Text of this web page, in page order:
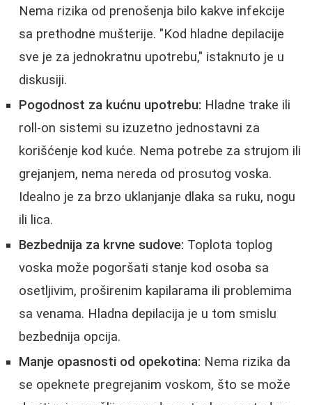
Nema rizika od prenošenja bilo kakve infekcije
sa prethodne mušterije. "Kod hladne depilacije
sve je za jednokratnu upotrebu," istaknuto je u
diskusiji.
Pogodnost za kućnu upotrebu: Hladne trake ili
roll-on sistemi su izuzetno jednostavni za
korišćenje kod kuće. Nema potrebe za strujom ili
grejanjem, nema nereda od prosutog voska.
Idealno je za brzo uklanjanje dlaka sa ruku, nogu
ili lica.
Bezbednija za krvne sudove: Toplota toplog
voska može pogoršati stanje kod osoba sa
osetljivim, proširenim kapilarama ili problemima
sa venama. Hladna depilacija je u tom smislu
bezbednija opcija.
Manje opasnosti od opekotina: Nema rizika da
se opeknete pregrejanim voskom, što se može